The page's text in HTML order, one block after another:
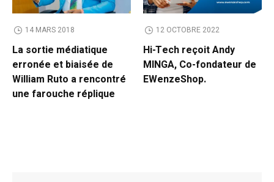
14 MARS 2018
La sortie médiatique
erronée et biaisée de
William Ruto a rencontré
une farouche réplique
12 OCTOBRE 2022
Hi-Tech reçoit Andy
MINGA, Co-fondateur de
EWenzeShop.